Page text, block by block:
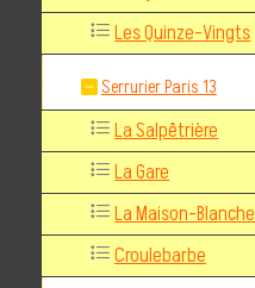
Les Quinze-Vingts
Serrurier Paris 13
La Salpêtrière
La Gare
La Maison-Blanche
Croulebarbe